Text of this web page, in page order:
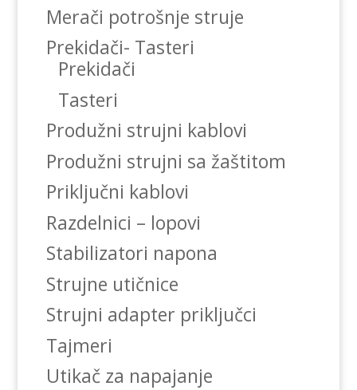
Merači potrošnje struje
Prekidači- Tasteri
Prekidači
Tasteri
Produžni strujni kablovi
Produžni strujni sa žaštitom
Priključni kablovi
Razdelnici – lopovi
Stabilizatori napona
Strujne utičnice
Strujni adapter priključci
Tajmeri
Utikač za napajanje